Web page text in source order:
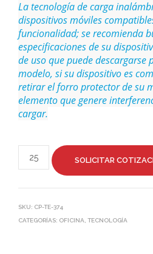
La tecnología de carga
dispositivos móviles
funcionalidad; se recomienda
especificaciones de su
de uso que puede descargarse
modelo, si su dispositivo es
retirar el forro protector de su
elemento que genere
cargar.
SOLICITAR
SKU: CP-TE-374
CATEGORÍAS: OFICINA TECNOLOGÍA